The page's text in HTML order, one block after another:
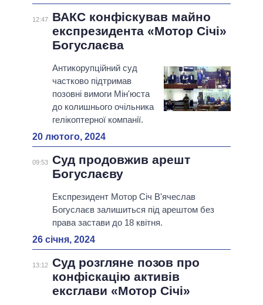
12:47
ВАКС конфіскував майно
експрезидента «Мотор Січі»
Богуслаєва
Антикорупційний суд
частково підтримав
позовні вимоги Мін'юста
до колишнього очільника
гелікоптерної компанії.
20 лютого, 2024
09:53 Суд продовжив арешт
Богуслаєву
Експрезидент Мотор Січ В'ячеслав
Богуслаєв залишиться під арештом без
права застави до 18 квітня.
26 січня, 2024
13:12 Суд розгляне позов про
конфіскацію активів
ексглави «Мотор Січі»